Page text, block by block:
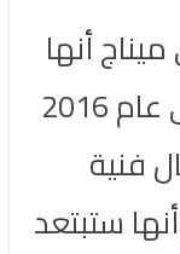
أنها
قررت أن تخصص وقتا أكبر فى عام 2016
فنية
ستبتعد